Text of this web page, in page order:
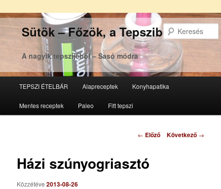
Sütök – Főzök, a Tepsziből
A nagyik tepszijéből – Sasó módra
Tovább
az
Tovább
a
TEPSZI ÉTELBÁR Alapreceptek Konyhapatika
Mentes receptek Paleo Fitt tepszi
Bejegyzés
← Előző Következő →
Házi szúnyogriasztó
Közzétéve2013-08-26